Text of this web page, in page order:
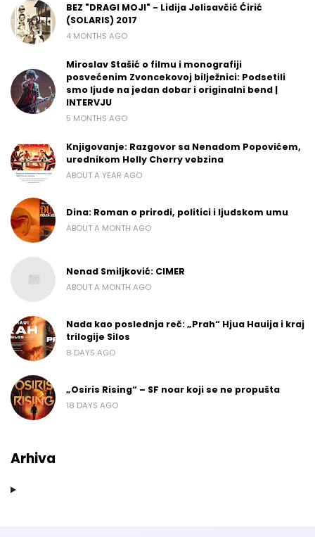
BEZ "DRAGI MOJI" - Lidija Jelisavčić Ćirić
(SOLARIS) 2017
4 MONTHS AGO
Miroslav Stašić o filmu i monografiji
posvećenim Zvoncekovoj bilježnici: Podsetili
smo ljude na jedan dobar i originalni bend |
INTERVJU
5 MONTHS AGO
Knjigovanje: Razgovor sa Nenadom Popovićem,
urednikom Helly Cherry vebzina
ABOUT A YEAR AGO
Dina: Roman o prirodi, politici i ljudskom umu
ABOUT A MONTH AGO
Nenad Smiljković: CIMER
ABOUT A MONTH AGO
Nada kao poslednja reč: „Prah“ Hjua Hauija i kraj
trilogije Silos
8 DAYS AGO
„Osiris Rising“ – SF noar koji se ne propušta
18 DAYS AGO
Arhiva